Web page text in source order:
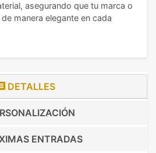
asegurando que tu marca o
manera elegante en cada
DETALLES
ENTRADAS